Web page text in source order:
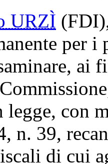
URZÌ (FDI)
per i
ai
legge, con
n. 39,
di cui